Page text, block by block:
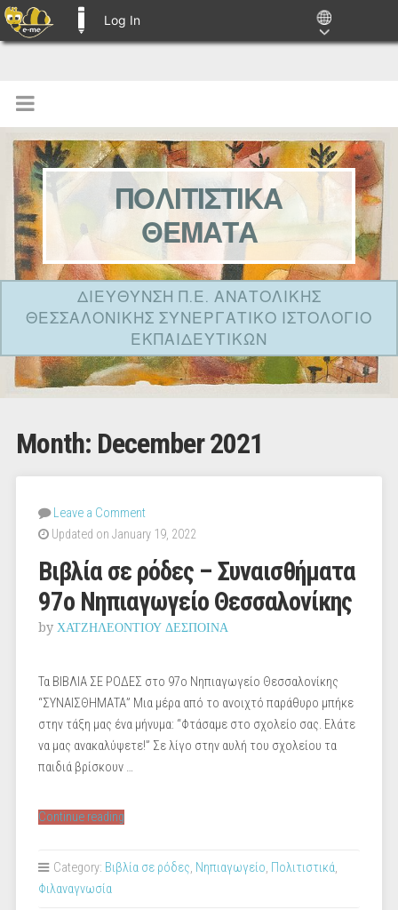
Log In
ΠΟΛΙΤΙΣΤΙΚΑ
ΘΕΜΑΤΑ
ΔΙΕΥΘΥΝΣΗ Π.Ε. ΑΝΑΤΟΛΙΚΗΣ
ΘΕΣΣΑΛΟΝΙΚΗΣ ΣΥΝΕΡΓΑΤΙΚΟ ΙΣΤΟΛΟΓΙΟ
ΕΚΠΑΙΔΕΥΤΙΚΩΝ
Month: December 2021
Leave a Comment
Updated on January 19, 2022
Βιβλία σε ρόδες – Συναισθήματα
97ο Νηπιαγωγείο Θεσσαλονίκης
by ΧΑΤΖΗΛΕΟΝΤΙΟΥ ΔΕΣΠΟΙΝΑ
Τα ΒΙΒΛΙΑ ΣΕ ΡΟΔΕΣ στο 97ο Νηπιαγωγείο Θεσσαλονίκης
“ΣΥΝΑΙΣΘΗΜΑΤΑ” Μια μέρα από το ανοιχτό παράθυρο μπήκε
στην τάξη μας ένα μήνυμα: “Φτάσαμε στο σχολείο σας. Ελάτε
να μας ανακαλύψετε!” Σε λίγο στην αυλή του σχολείου τα
παιδιά βρίσκουν …
Continue reading“Βιβλία
ρόδες
Category: Βιβλία σε ρόδες, Νηπιαγωγείο, Πολιτιστικά,
Φιλαναγνωσία